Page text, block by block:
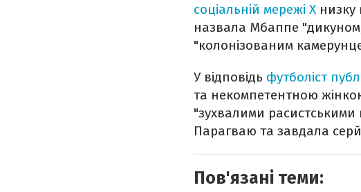
соціальній мережі X низку
назвала Мбаппе
"колонізованим
У відповідь футболіст
та некомпетентною
"зухвалими
Парагваю та завдала
Пов'язані теми: